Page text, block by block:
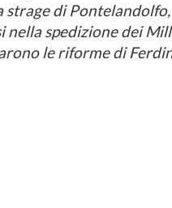
strage di
nella spedizione dei
le riforme di